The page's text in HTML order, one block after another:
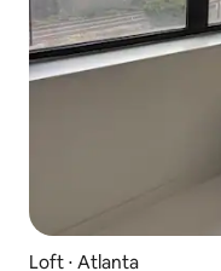
Loft ⋅ Atlanta